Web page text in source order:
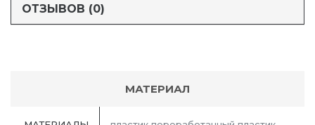
ОТЗЫВОВ (0)
МАТЕРИАЛ